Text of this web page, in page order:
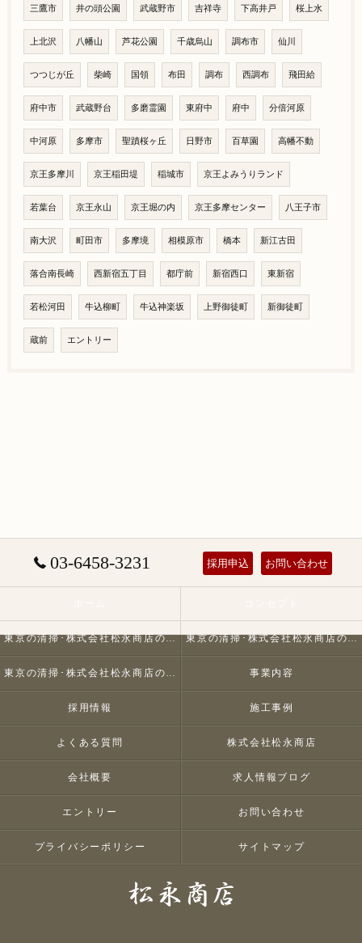
三鷹市 井の頭公園 武蔵野市 吉祥寺 下高井戸 桜上水
上北沢 八幡山 芦花公園 千歳烏山 調布市 仙川
つつじが丘 柴崎 国領 布田 調布 西調布 飛田給
府中市 武蔵野台 多磨霊園 東府中 府中 分倍河原
中河原 多摩市 聖蹟桜ヶ丘 日野市 百草園 高幡不動
京王多摩川 京王稲田堤 稲城市 京王よみうりランド
若葉台 京王永山 京王堀の内 京王多摩センター 八王子市
南大沢 町田市 多摩境 相模原市 橋本 新江古田
落合南長崎 西新宿五丁目 都庁前 新宿西口 東新宿
若松河田 牛込柳町 牛込神楽坂 上野御徒町 新御徒町
蔵前 エントリー
03-6458-3231 採用申込 お問い合わせ
東京の清掃･株式会社松永商店の口コミ情報 東京の清掃･株式会社松永商店の評判
東京の清掃･株式会社松永商店のお客様の声 事業内容
採用情報 施工事例
よくある質問 株式会社松永商店
会社概要 求人情報ブログ
エントリー お問い合わせ
プライバシーポリシー サイトマップ